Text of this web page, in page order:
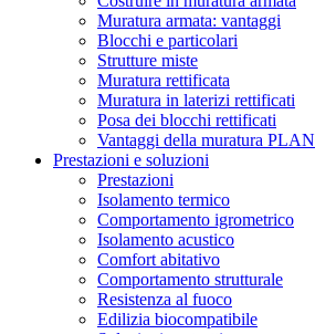
Muratura armata: vantaggi
Blocchi e particolari
Strutture miste
Muratura rettificata
Muratura in laterizi rettificati
Posa dei blocchi rettificati
Vantaggi della muratura PLAN
Prestazioni e soluzioni
Prestazioni
Isolamento termico
Comportamento igrometrico
Isolamento acustico
Comfort abitativo
Comportamento strutturale
Resistenza al fuoco
Edilizia biocompatibile